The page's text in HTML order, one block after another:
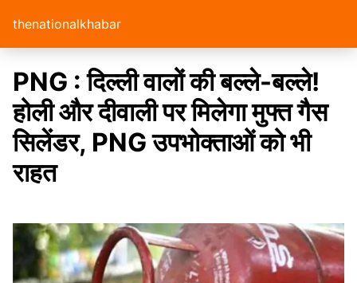
thenationalkhabar
PNG : दिल्ली वालों की बल्ले-बल्ले!
होली और दीवाली पर मिलेगा मुफ्त गैस
सिलेंडर, PNG उपभोक्ताओं को भी
राहत